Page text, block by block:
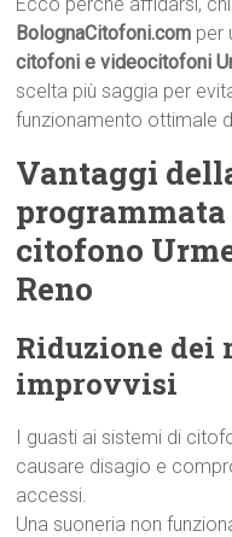
BolognaCitofoni.com per
citofoni e videocitofoni
scelta più saggia per
funzionamento ottimale
Vantaggi
citofono
Reno
Riduzione dei
improvvisi
I guasti ai sistemi di
causare disagio e
accessi.
Una suoneria non